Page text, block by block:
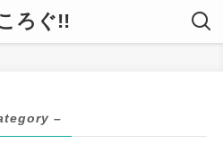
ろぐ!!
–